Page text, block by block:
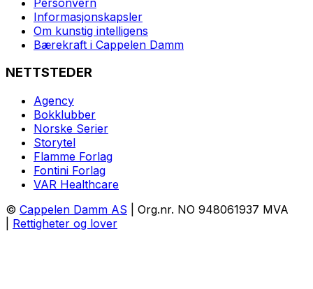
Informasjonskapsler
Om kunstig intelligens
Bærekraft i Cappelen Damm
NETTSTEDER
Agency
Bokklubber
Norske Serier
Storytel
Flamme Forlag
Fontini Forlag
VAR Healthcare
© Cappelen Damm AS | Org.nr. NO 948061937 MVA
Rettigheter og lover